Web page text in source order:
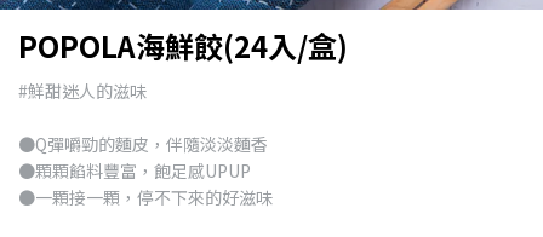
POPOLA海鮮餃(24入/盒)
#鮮甜迷人的滋味
●Q彈嚼勁的麵皮，伴隨淡淡麵香
●顆顆餡料豐富，飽足感UPUP
●一顆接一顆，停不下來的好滋味